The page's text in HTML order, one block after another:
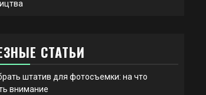
СТАТЬИ
штатив для фотосъемки: на что
внимание